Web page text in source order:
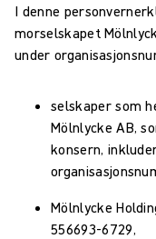
I denne
morselskapet
under
selskaper som
Mölnlycke AB,
konsern,
Mölnlycke
556693-6729,